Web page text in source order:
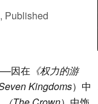
Published
因在 《权力的游
Kingdoms）中